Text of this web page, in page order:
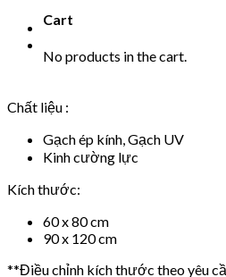
Cart
No products in the cart.
Chất liệu :
Gạch ép kính, Gạch UV
Kinh cường lực
Kích thước:
60 x 80 cm
90 x 120 cm
**Điều chỉnh kích thước theo yêu